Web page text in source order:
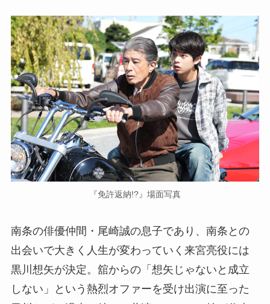
『免許返納!?』場面写真
南条の俳優仲間・尾崎誠の息子であり、南条との
出会いで大きく人生が変わっていく来宮亮役には
黒川想矢が決定。舘からの「想矢じゃないと成立
しない」という熱烈オファーを受け出演に至った